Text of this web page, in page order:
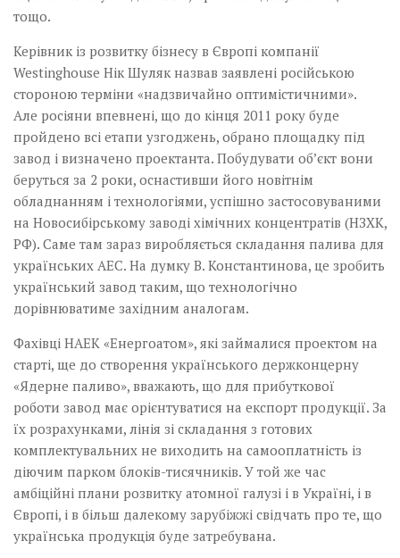
тощо.­
Керівник із розвитку бізнесу в Європі компанії
Westinghouse Нік Шуляк назвав заявлені російською
стороною терміни «надзвичайно оптимістичними».
Але­ росіяни впевнені, що до кінця 2011 року буде
пройдено всі етапи узгоджень, обрано площадку під
завод і визначено проектанта. Побудувати об’єкт вони
беруться за 2 роки, оснастивши його новітнім
обладнанням і технологіями, успішно застосовуваними
на Новосибірському заводі хімічних концентратів (НЗХК,
РФ). Саме там зараз виробляється складання палива для
українських АЕС. На думку В. Константинова, це зробить
український завод таким, що технологічно
дорівнюватиме західним аналогам.
Фахівці НАЕК «Енерго­атом», які займалися проек­­том на
старті, ще до ство­рення українського держконцерну
«Ядерне­ паливо», вважають, що для прибуткової
роботи­ завод має орієнтуватися на експорт продукції. За
їх розрахунками, лінія зі складання з готових
комплектувальних не виходить на само­оплатність із
діючим парком блоків-тисячників. У той же час
амбіційні плани розвитку атомної галузі і в Україні, і в
Європі, і в більш далекому зарубіжжі свідчать про те, що
українська продукція буде затребувана.